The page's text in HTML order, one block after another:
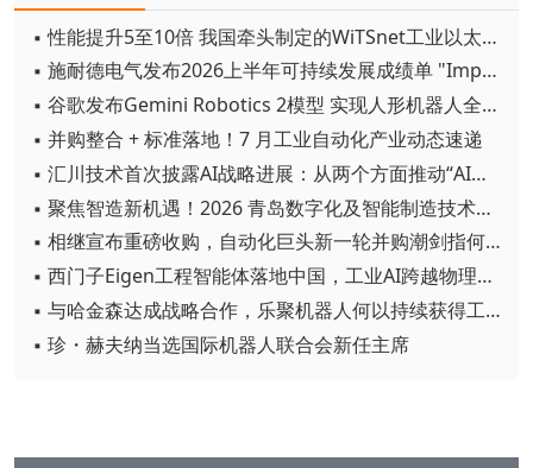
▪ 性能提升5至10倍 我国牵头制定的WiTSnet工业以太网国际标准正式发布
▪ 施耐德电气发布2026上半年可持续发展成绩单 "Impact 2030"路线图开局稳健
▪ 谷歌发布Gemini Robotics 2模型 实现人形机器人全身智能控制突破
▪ 并购整合 + 标准落地！7 月工业自动化产业动态速递
▪ 汇川技术首次披露AI战略进展：从两个方面推动“AI业务化”落地
▪ 聚焦智造新机遇！2026 青岛数字化及智能制造技术论坛圆满落幕
▪ 相继宣布重磅收购，自动化巨头新一轮并购潮剑指何方？
▪ 西门子Eigen工程智能体落地中国，工业AI跨越物理世界“确定性”拐点
▪ 与哈金森达成战略合作，乐聚机器人何以持续获得工业巨头青睐？
▪ 珍・赫夫纳当选国际机器人联合会新任主席